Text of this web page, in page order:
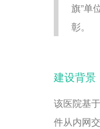
旗”单
彰。
建设背景
该医院基
件从内网